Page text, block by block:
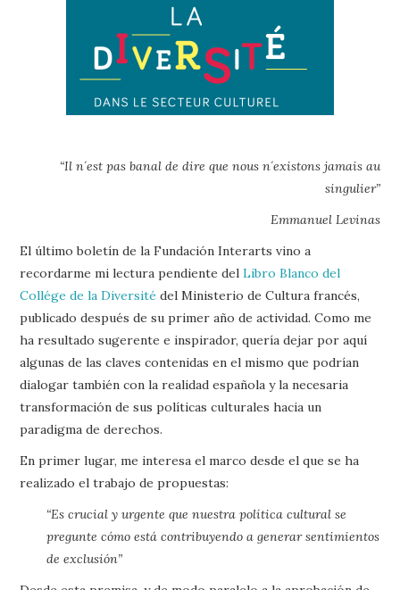
“Il n´est pas banal de dire que nous n´existons jamais au
singulier”
Emmanuel Levinas
El último boletín de la Fundación Interarts vino a
recordarme mi lectura pendiente delLibro Blanco del
Collége de la Diversité del Ministerio de Cultura francés,
publicado después de su primer año de actividad. Como me
ha resultado sugerente e inspirador, quería dejar por aquí
algunas de las claves contenidas en el mismo que podrían
dialogar también con la realidad española y la necesaria
transformación de sus políticas culturales hacia un
paradigma de derechos.
En primer lugar, me interesa el marco desde el que se ha
realizado el trabajo de propuestas:
“Es crucial y urgente que nuestra política cultural se
pregunte cómo está contribuyendo a generar sentimientos
de exclusión”